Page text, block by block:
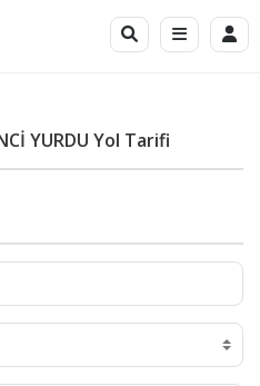
YURDU Yol Tarifi